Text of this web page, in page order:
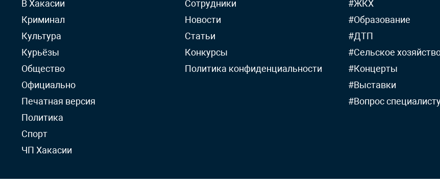
В Хакасии
Криминал
Культура
Курьёзы
Общество
Официально
Печатная версия
Политика
Спорт
ЧП Хакасии
Сотрудники
Новости
Статьи
Конкурсы
Политика конфиденциальности
#ЖКХ
#Образование
#ДТП
#Сельское
#Концерты
#Выставки
#Вопрос